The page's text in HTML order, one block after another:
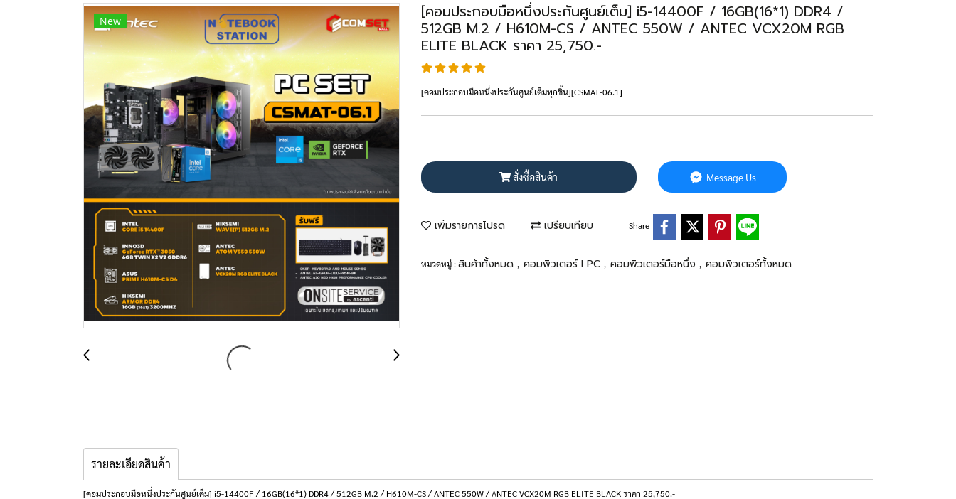
New
[คอมประกอบมือหนึ่งประกันศูนย์เต็ม] i5-14400F / 16GB(16*1) DDR4 /
512GB M.2 / H610M-CS / ANTEC 550W / ANTEC VCX20M RGB
ELITE BLACK ราคา 25,750.-
[คอมประกอบมือหนึ่งประกันศูนย์เต็มทุกชิ้น][CSMAT-06.1]
สั่งซื้อสินค้า Message Us
เพิ่มรายการโปรด เปรียบเทียบ Share
หมวดหมู่ :สินค้าทั้งหมด , คอมพิวเตอร์ l PC , คอมพิวเตอร์มือหนึ่ง , คอมพิวเตอร์ทั้งหมด
รายละเอียดสินค้า
[คอมประกอบมือหนึ่งประกันศูนย์เต็ม] i5-14400F / 16GB(16*1) DDR4 / 512GB M.2 / H610M-CS / ANTEC 550W / ANTEC VCX20M RGB ELITE BLACK ราคา 25,750.-